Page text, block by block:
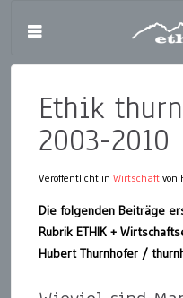
Ethik
2003-2010
Veröffentlicht in Wirtschaft von
Die folgenden Beiträge
Rubrik ETHIK +
Hubert Thurnhofer /